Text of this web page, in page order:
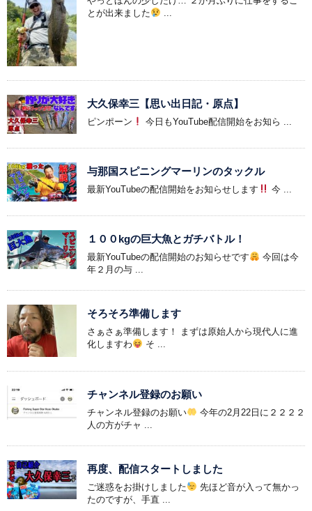
とが出来ました
大久保幸三【思い出日記・原点】
ピンポーン 今日もYouTube配信開始をお知ら ...
与那国スピニングマーリンのタックル
最新YouTubeの配信開始をお知らせします 今 ...
１００kgの巨大魚とガチバトル！
最新YouTubeの配信開始のお知らせです
今回は今
年２月の与 ...
そろそろ準備します
さぁさぁ準備します！ まずは原始人から現代人に進
化しますわ
そ ...
チャンネル登録のお願い
チャンネル登録のお願い
今年の2月22日に２２２２
人の方がチャ ...
再度、配信スタートしました
ご迷惑をお掛けしました
先ほど音が入って無かっ
たのですが、手直 ...